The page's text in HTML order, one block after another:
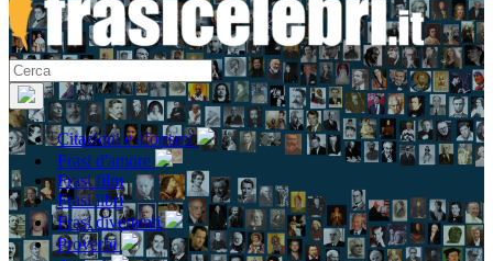
Citazioni e aforismi
Frasi d'amore
Frasi film
Frasi libri
Frasi divertenti
Proverbi